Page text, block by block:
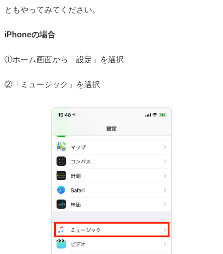
ともやってみてください。
iPhoneの場合
①ホーム画面から「設定」を選択
②「ミュージック」を選択